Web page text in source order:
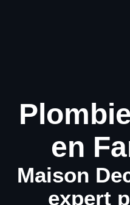
en
Maison
expert